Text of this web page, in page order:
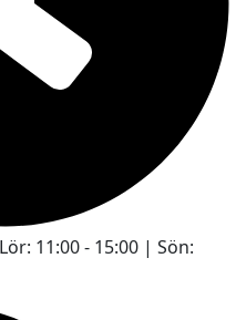
11:00 - 15:00 | Sön: